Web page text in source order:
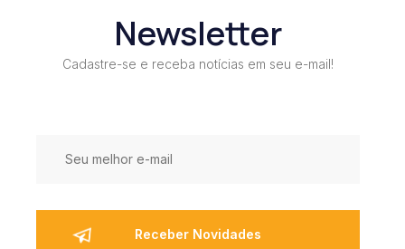
Newsletter
Cadastre-se e receba notícias em seu e-mail!